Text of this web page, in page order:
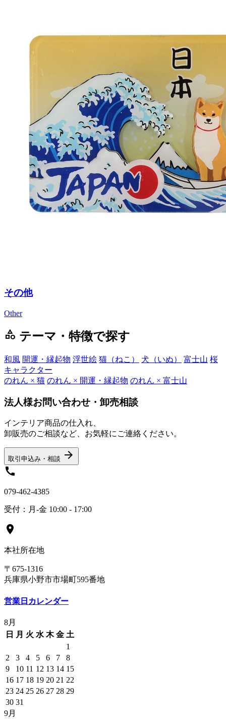
その他
Other
category テーマ・特徴で探す
和風 開運・縁起物 浮世絵 猫（ねこ） 犬（いぬ） 富士山 桜
キャラクター
のれん × 猫 のれん × 開運・縁起物 のれん × 富士山
法人様お問い合わせ・卸売相談
インテリア商品の仕入れ、
卸販売のご相談など、お気軽にご連絡ください。
取引申込み・相談 arrow_forward
call
079-462-4385
受付：月-金 10:00 - 17:00
location_on
本社所在地
〒675-1316
兵庫県小野市市場町595番地
営業日カレンダー
8月
日
月 火 水 木 金 土
1
2
3 4 5 6 7
8
9
10 11 12 13 14 15
16 17 18 19 20 21 22
23 24 25 26 27 28 29
30 31
9月